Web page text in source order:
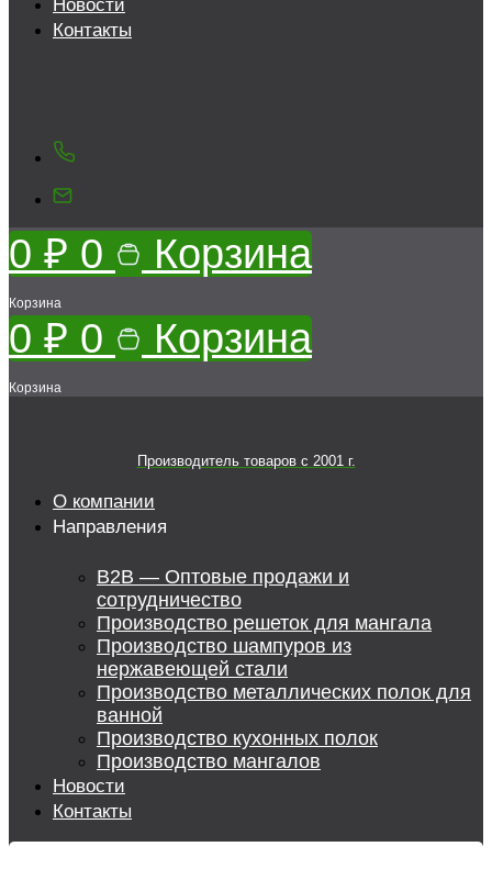
Новости
Контакты
0 ₽ 0 Корзина
Корзина
0 ₽ 0 Корзина
Корзина
Производитель товаров c 2001 г.
О компании
Направления
B2B — Оптовые продажи и
сотрудничество
Производство решеток для мангала
Производство шампуров из
нержавеющей стали
Производство металлических полок для
ванной
Производство кухонных полок
Производство мангалов
Новости
Контакты